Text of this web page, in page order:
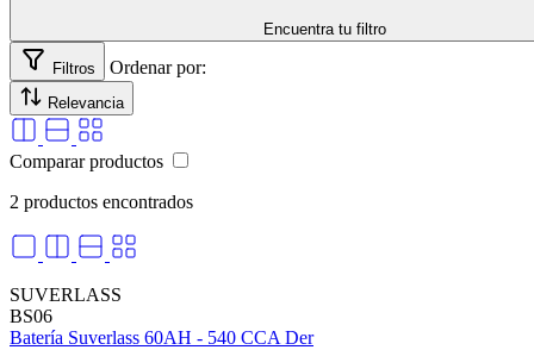
Encuentra tu filtro
Filtros Ordenar por:
Relevancia
Comparar productos
2 productos encontrados
SUVERLASS
BS06
Batería Suverlass 60AH - 540 CCA Der